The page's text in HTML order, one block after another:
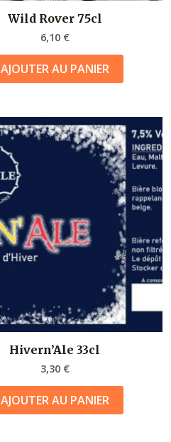
Wild Rover 75cl
6,10 €
AJOUTER AU PANIER
Hivern’Ale 33cl
3,30 €
AJOUTER AU PANIER